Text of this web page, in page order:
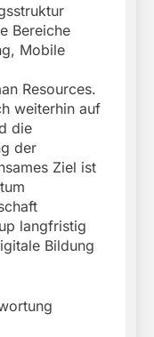
Bereiche
Mobile
Resources.
weiterhin auf
die
der
Ziel ist
langfristig
Bildung